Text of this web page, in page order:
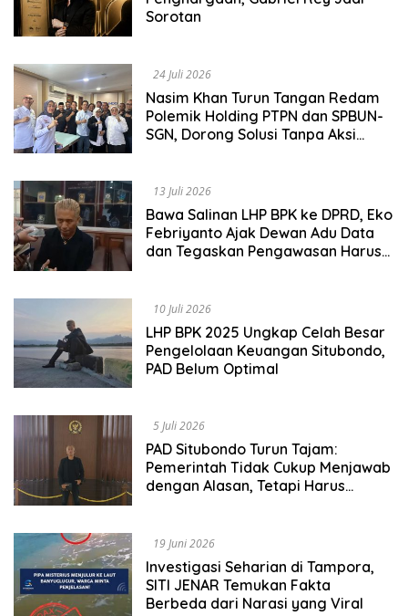
Sorotan
24 Juli 2026
Nasim Khan Turun Tangan Redam
Polemik Holding PTPN dan SPBUN-
SGN, Dorong Solusi Tanpa Aksi
13 Juli 2026
Bawa Salinan LHP BPK ke DPRD, Eko
Febriyanto Ajak Dewan Adu Data
dan Tegaskan Pengawasan Harus
10 Juli 2026
LHP BPK 2025 Ungkap Celah Besar
Pengelolaan Keuangan Situbondo,
PAD Belum Optimal
5 Juli 2026
PAD Situbondo Turun Tajam:
Pemerintah Tidak Cukup Menjawab
dengan Alasan, Tetapi Harus
19 Juni 2026
Investigasi Seharian di Tampora,
SITI JENAR Temukan Fakta
Berbeda dari Narasi yang Viral